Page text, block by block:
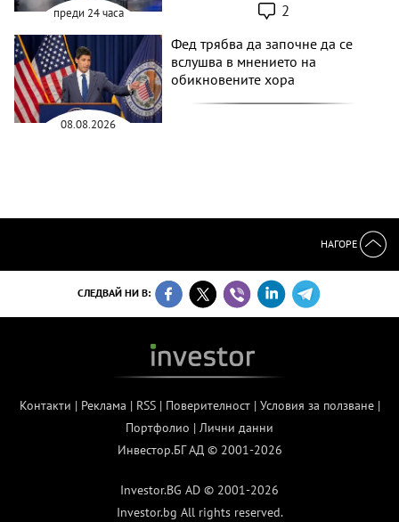
преди 24 часа 2
08.08.2026
Фед трябва да започне да се
вслушва в мнението на
обикновените хора
НАГОРЕ
СЛЕДВАЙ НИ В:
Контакти | Реклама | RSS| Поверителност| Условия за ползване|
Портфолио | Лични данни
Инвестор.БГ АД © 2001-2026
Investor.BG AD © 2001-2026
Investor.bg All rights reserved.